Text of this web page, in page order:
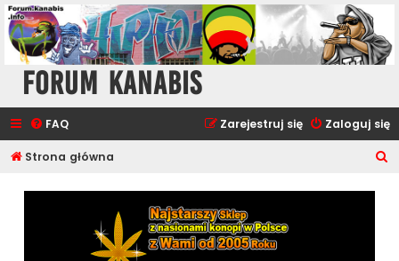
Forum Kanabis
FAQ Zaloguj się
Zarejestruj się
Strona główna